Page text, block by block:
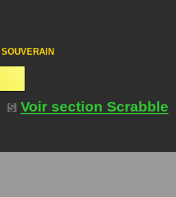
SOUVERAIN
Voir section Scrabble